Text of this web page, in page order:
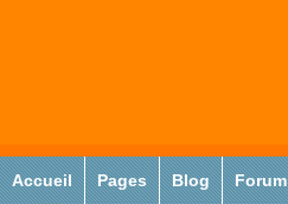
Accueil Pages Blog Forum